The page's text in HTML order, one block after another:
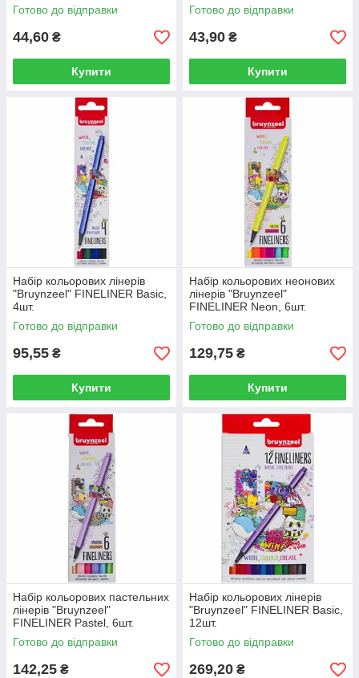
Готово до відправки
44,60 ₴
Купити
Готово до відправки
43,90 ₴
Купити
Набір кольорових лінерів
"Bruynzeel" FINELINER Basic,
4шт.
Готово до відправки
95,55 ₴
Купити
Набір кольорових неонових
лінерів "Bruynzeel"
FINELINER Neon, 6шт.
Готово до відправки
129,75 ₴
Купити
Набір кольорових пастельних
лінерів "Bruynzeel"
FINELINER Pastel, 6шт.
Готово до відправки
142,25 ₴
Набір кольорових лінерів
"Bruynzeel" FINELINER Basic,
12шт.
Готово до відправки
269,20 ₴